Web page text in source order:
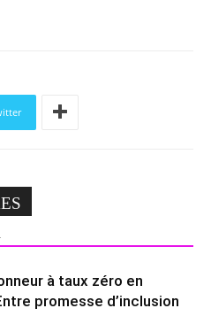
à taux zéro en
promesse d’inclusion